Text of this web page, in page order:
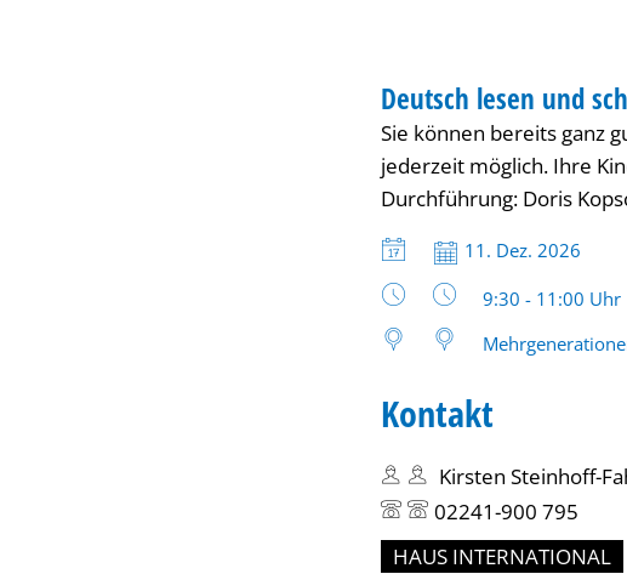
KATEGORIE: KURS
Deutsch lesen und
Sie können bereits ganz
jederzeit möglich. Ihre
Durchführung: Doris
Datum:
11. Dez. 2026
Uhrzeit:
9:30 - 11:00 Uhr
Kontakt
Kirsten Steinhoff-
02241-900 795
HAUS INTERNATIONAL